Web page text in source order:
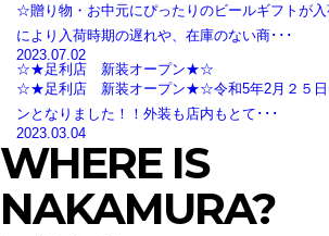
☆贈り物・お中元にぴったりのビールギフト
により入荷時期の遅れや、在庫のない商･･･
2023.07.02
☆★足利店 新装オープン★☆
☆★足利店 新装オープン★☆令和5年2月２５日
ンとなりました！！外装も店内もとて･･･
2023.03.04
WHERE IS
NAKAMURA?